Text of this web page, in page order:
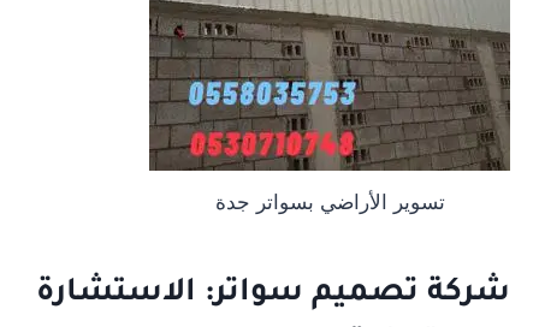
تسوير الأراضي بسواتر جدة
شركة تصميم سواتر: الاستشارة